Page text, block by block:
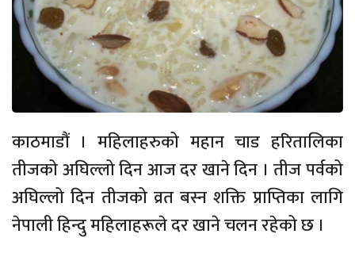
काठमाडौं । महिलाहरुको महान चाड हरितालिका
तीजको अघिल्लो दिन आज दर खाने दिन । तीज पर्वको
अघिल्लो दिन तीजको व्रत बस्न शक्ति प्राप्तिका लागि
नेपाली हिन्दु महिलाहरूले दर खाने चलन रहेको छ ।